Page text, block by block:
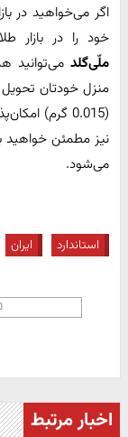
اگر می‌خواهید در
خود را در بازار
ملّی‌گلد می‌توانید
(0.015 گرم)
نیز مطمئن خواهید
می‌شود.
استاندارد ایران
اخبار مرتبط